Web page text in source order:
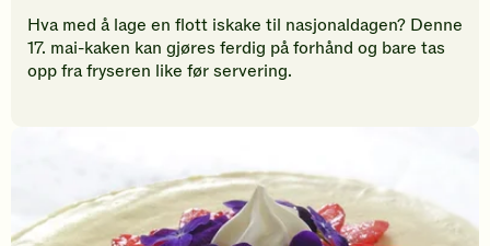
til
å
vurdere
denne
Hva med å lage en flott iskake til nasjonaldagen? Denne
17. mai-kaken kan gjøres ferdig på forhånd og bare tas
opp fra fryseren like før servering.